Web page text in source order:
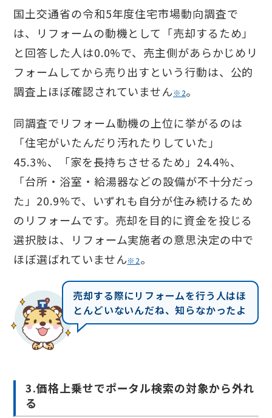
国土交通省の令和5年度住宅市場動向調査で
は、リフォームの動機として「売却するため」
と回答した人は0.0%で、売主側があらかじめリ
フォームしてから売り出すという行動は、公的
調査上ほぼ確認されていません※2。
同調査でリフォーム動機の上位に挙がるのは
「住宅がいたんだり汚れたりしていた」
45.3%、「家を長持ちさせるため」24.4%、
「台所・浴室・給湯器などの設備が不十分だっ
た」20.9%で、いずれも自分が住み続けるため
のリフォームです。売却を目的に資金を投じる
選択肢は、リフォーム実施者の意思決定の中で
ほぼ選ばれていません※2。
売却する際にリフォームを行う人はほ
とんどいないんだね、知らなかったよ
3.価格上乗せでポータル検索の対象から外れ
る